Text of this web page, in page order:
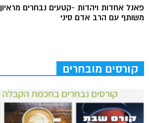
פאנל אחדות ויהדות -קטעים נבחרים מראיון
משותף עם הרב אדם סיני
קורסים מובחרים